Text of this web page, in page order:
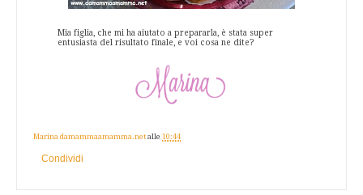
Mia figlia, che mi ha aiutato a prepararla, è stata super
entusiasta del risultato finale, e voi cosa ne dite?
Marina damammaamamma.net alle 10:44
Condividi